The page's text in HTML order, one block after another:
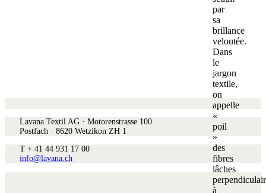
par
sa
brillance
veloutée.
Dans
le
jargon
textile,
on
appelle
«
poil
»
des
fibres
lâches
à
Lavana Textil AG · Motorenstrasse 100
Postfach · 8620 Wetzikon ZH 1
T + 41 44 931 17 00
info@lavana.ch